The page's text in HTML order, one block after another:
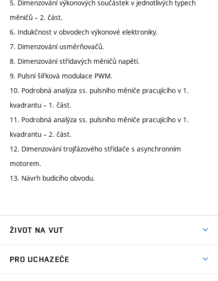
5. Dimenzování výkonových součástek v jednotlivých typech
měničů – 2. část.
6. Indukčnost v obvodech výkonové elektroniky.
7. Dimenzování usměrňovačů.
8. Dimenzování střídavých měničů napětí.
9. Pulsní šířková modulace PWM.
10. Podrobná analýza ss. pulsního měniče pracujícího v 1.
kvadrantu – 1. část.
11. Podrobná analýza ss. pulsního měniče pracujícího v 1.
kvadrantu – 2. část.
12. Dimenzování trojfázového střídače s asynchronním
motorem.
13. Návrh budicího obvodu.
ŽIVOT NA VUT
PRO UCHAZEČE